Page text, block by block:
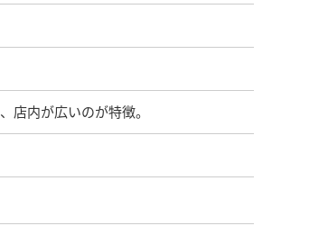
店内が広いのが特徴。